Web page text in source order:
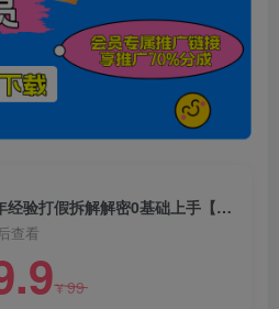
2023年打假全套流程，7年经验打假拆解解密0基础上手【仅揭秘】
查看
¥99